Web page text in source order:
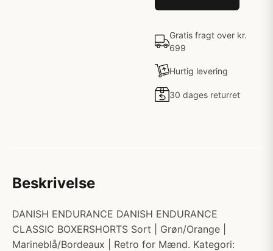
Gratis fragt over kr.
699
Hurtig levering
30 dages returret
Beskrivelse
DANISH ENDURANCE DANISH ENDURANCE
CLASSIC BOXERSHORTS Sort | Grøn/Orange |
Marineblå/Bordeaux | Retro for Mænd. Kategori: